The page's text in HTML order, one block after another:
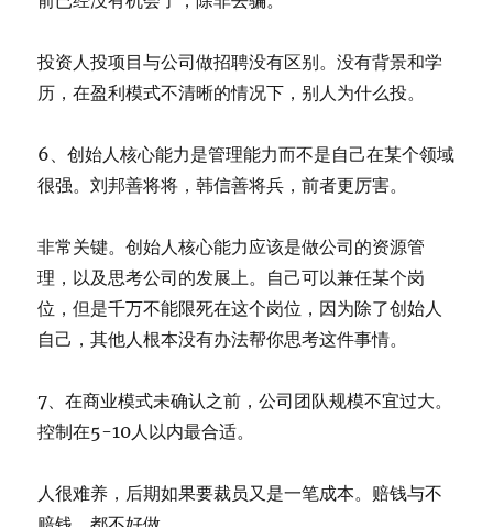
投资人投项目与公司做招聘没有区别。没有背景和学
历，在盈利模式不清晰的情况下，别人为什么投。
6、创始人核心能力是管理能力而不是自己在某个领域
很强。刘邦善将将，韩信善将兵，前者更厉害。
非常关键。创始人核心能力应该是做公司的资源管
理，以及思考公司的发展上。自己可以兼任某个岗
位，但是千万不能限死在这个岗位，因为除了创始人
自己，其他人根本没有办法帮你思考这件事情。
7、在商业模式未确认之前，公司团队规模不宜过大。
控制在5-10人以内最合适。
人很难养，后期如果要裁员又是一笔成本。赔钱与不